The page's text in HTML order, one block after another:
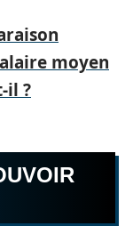
moyen
il ?